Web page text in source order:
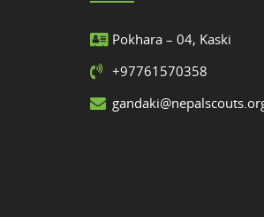
Pokhara – 04, Kaski
+97761570358